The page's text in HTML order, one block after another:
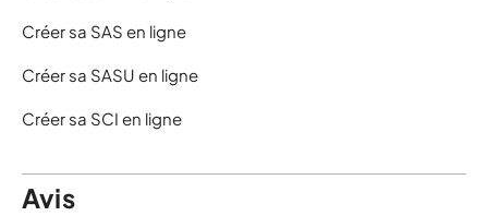
Créer sa SAS en ligne
Créer sa SASU en ligne
Créer sa SCI en ligne
Avis